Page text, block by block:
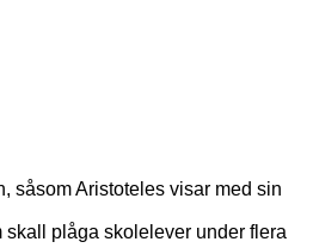
såsom Aristoteles visar med sin
skall plåga skolelever under flera